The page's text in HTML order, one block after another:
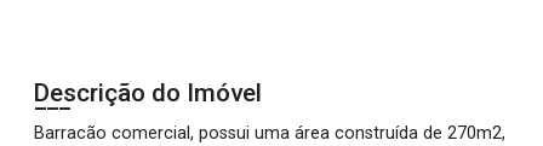
Descrição do Imóvel
Barracão comercial, possui uma área construída de 270m2,